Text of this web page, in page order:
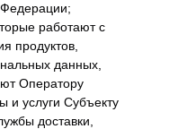
Федерации;
работают с
продуктов,
данных,
Оператору
и услуги Субъекту
доставки,